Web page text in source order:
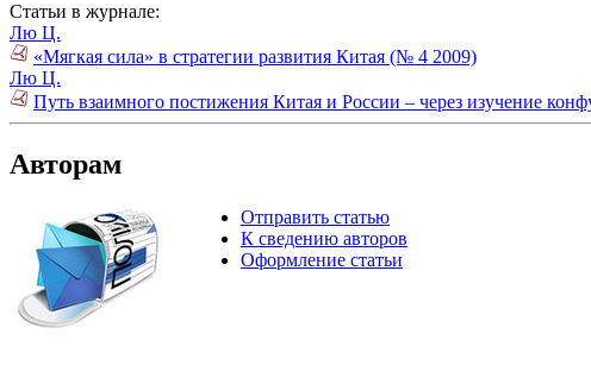
Статьи в журнале:
Лю Ц.
«Мягкая сила» в стратегии развития Китая (№ 4 2009)
Лю Ц.
Путь взаимного постижения Китая и России – через изучение
Авторам
Отправить статью
К сведению авторов
Оформление статьи